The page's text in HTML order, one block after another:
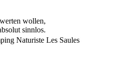
wollen,
sinnlos.
Naturiste Les Saules